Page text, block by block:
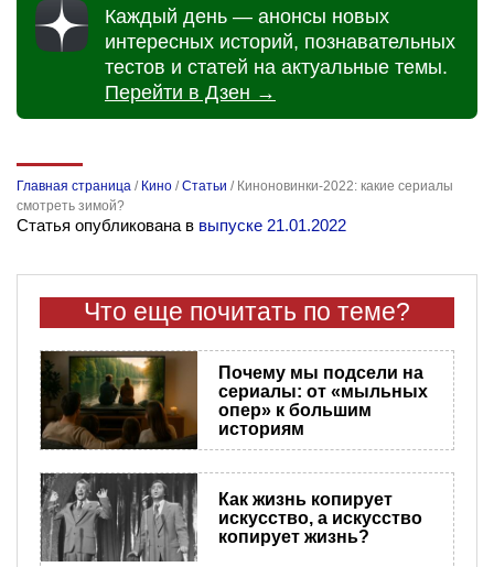
Каждый день — анонсы новых
интересных историй, познавательных
тестов и статей на актуальные темы.
Перейти в Дзен →
Главная страница / Кино /Статьи / Киноновинки-2022: какие сериалы
смотреть зимой?
Статья опубликована в выпуске 21.01.2022
Что еще почитать по теме?
Почему мы подсели на
сериалы: от «мыльных
опер» к большим
историям
Как жизнь копирует
искусство, а искусство
копирует жизнь?